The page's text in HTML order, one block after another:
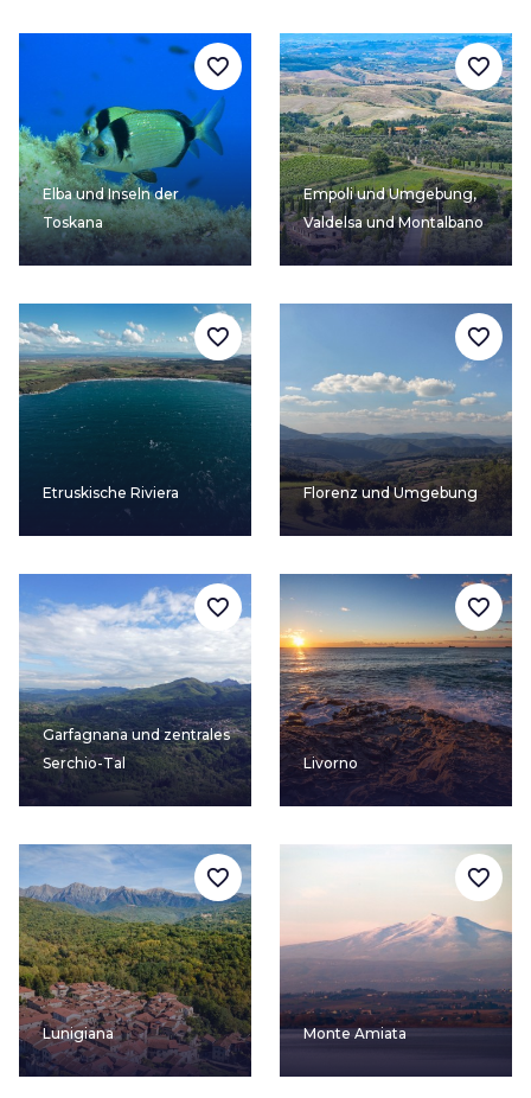
Elba und Inseln der
Toskana
favorite_border
Empoli und Umgebung,
Valdelsa und Montalbano
favorite_border
Etruskische Riviera
favorite_border
Florenz und Umgebung
favorite_border
Garfagnana und zentrales
Serchio-Tal
favorite_border
Livorno
favorite_border
Lunigiana
favorite_border
Monte Amiata
favorite_border